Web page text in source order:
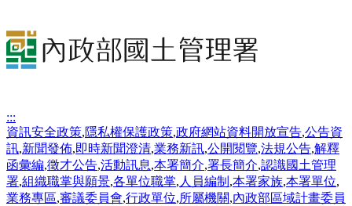
:::
資訊安全政策,隱私權保護政策,政府網站資料開放宣告,公告資
訊,新聞發佈,即時新聞澄清,業務新訊,公開閱覽,法規公告,解釋
函彙編,徵才公告,活動訊息,本署簡介,署長簡介,認識國土管理
署,組織職掌與願景,各單位職掌, 人員編制 ,本署家族,本署單位,
業務專區,審議委員會,行政單位,所屬機關,內政部區域計畫委員